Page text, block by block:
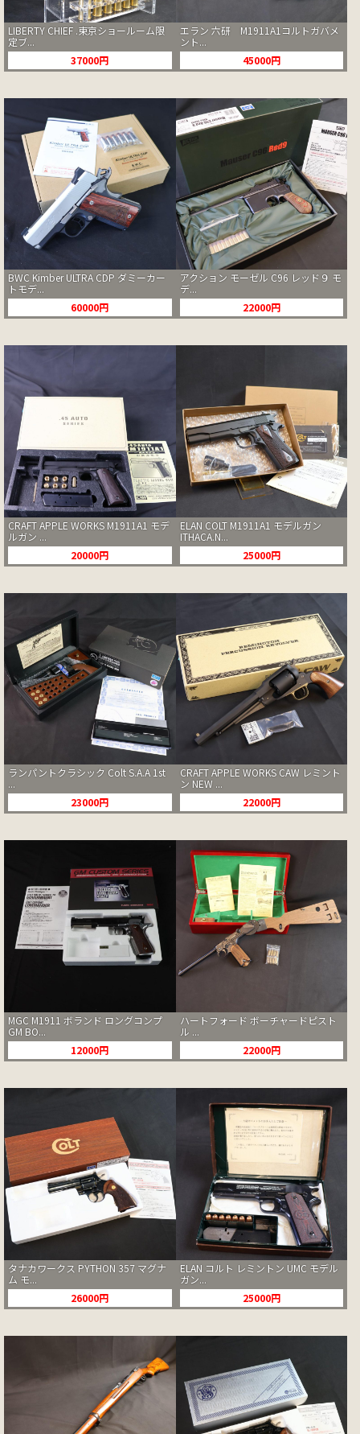
LIBERTY CHIEF .東京ショールーム限
定ブ...
37000円
エラン 六研 M1911A1コルトガバメ
ント...
45000円
BWC Kimber ULTRA CDP ダミーカー
トモデ...
60000円
アクション モーゼル C96 レッド９ モ
デ...
22000円
CRAFT APPLE WORKS M1911A1 モデ
ルガン ...
20000円
ELAN COLT M1911A1 モデルガン
ITHACA.N...
25000円
ランパントクラシック Colt S.A.A 1st
...
23000円
CRAFT APPLE WORKS CAW レミント
ン NEW ...
22000円
MGC M1911 ボランド ロングコンプ
GM BO...
12000円
ハートフォード ボーチャードピスト
ル ...
22000円
タナカワークス PYTHON 357 マグナ
ム モ...
26000円
ELAN コルト レミントン UMC モデル
ガン...
25000円